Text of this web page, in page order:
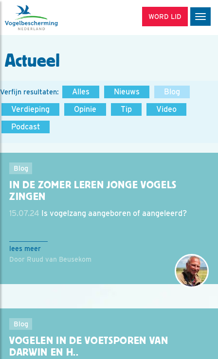
WORD LID
Actueel
Verfijn resultaten: Alles Nieuws
Blog
Verdieping
Opinie Tip
Video
Podcast
Blog
IN DE ZOMER LEREN JONGE VOGELS
ZINGEN
15.07.24 Is vogelzang aangeboren of aangeleerd?
lees meer
Door Ruud van Beusekom
Blog
VOGELEN IN DE VOETSPOREN VAN
DARWIN EN H..